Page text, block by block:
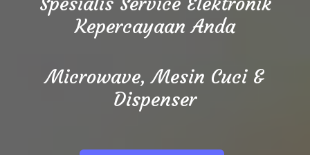
Kepercayaan Anda
Microwave, Mesin Cuci &
Dispenser